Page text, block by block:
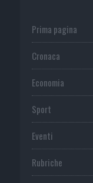
Prima pagina
Cronaca
Economia
Sport
Eventi
Rubriche